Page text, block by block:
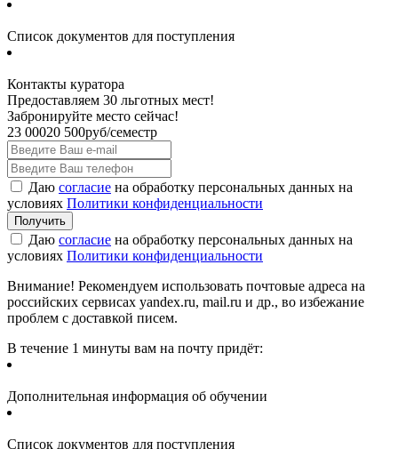
Список документов для поступления
Контакты куратора
Предоставляем 30 льготных мест!
Забронируйте место сейчас!
23 00020 500руб/семестр
Даю согласие на обработку персональных данных на
условиях Политики конфиденциальности
Даю согласие на обработку персональных данных на
условиях Политики конфиденциальности
Внимание! Рекомендуем использовать почтовые адреса на
российских сервисах yandex.ru, mail.ru и др., во избежание
проблем с доставкой писем.
В течение 1 минуты вам на почту придёт:
Дополнительная информация об обучении
Список документов для поступления